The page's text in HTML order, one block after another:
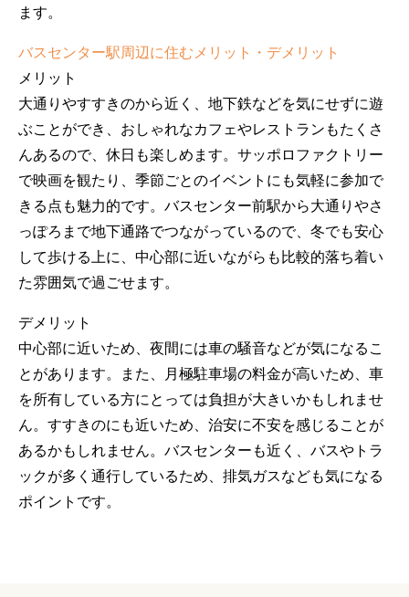
ます。
バスセンター駅周辺に住むメリット・デメリット
メリット
大通りやすすきのから近く、地下鉄などを気にせずに遊
ぶことができ、おしゃれなカフェやレストランもたくさ
んあるので、休日も楽しめます。サッポロファクトリー
で映画を観たり、季節ごとのイベントにも気軽に参加で
きる点も魅力的です。バスセンター前駅から大通りやさ
っぽろまで地下通路でつながっているので、冬でも安心
して歩ける上に、中心部に近いながらも比較的落ち着い
た雰囲気で過ごせます。
デメリット
中心部に近いため、夜間には車の騒音などが気になるこ
とがあります。また、月極駐車場の料金が高いため、車
を所有している方にとっては負担が大きいかもしれませ
ん。すすきのにも近いため、治安に不安を感じることが
あるかもしれません。バスセンターも近く、バスやトラ
ックが多く通行しているため、排気ガスなども気になる
ポイントです。